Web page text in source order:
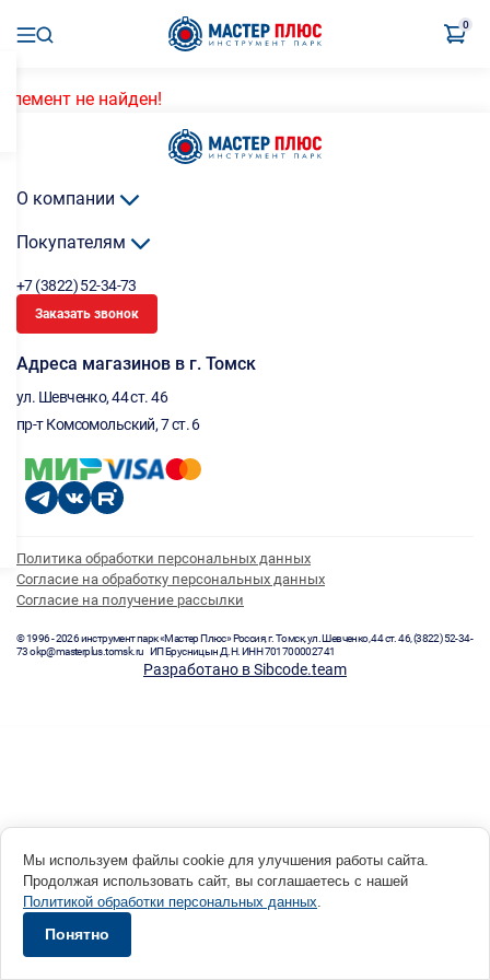
0
Элемент не найден!
О компании
Покупателям
+7 (3822) 52-34-73
Заказать звонок
Адреса магазинов в г. Томск
ул. Шевченко, 44 ст. 46
пр-т Комсомольский, 7 ст. 6
Политика обработки персональных данных
Согласие на обработку персональных данных
Согласие на получение рассылки
© 1996 - 2026 инструмент парк «Мастер Плюс» Россия, г. Томск, ул. Шевченко, 44 ст. 46, (3822) 52-34-
73 okp@masterplus.tomsk.ru ИП Брусницын Д.Н. ИНН 701700002741
Разработано в Sibcode.team
Мы используем файлы cookie для улучшения работы сайта.
Продолжая использовать сайт, вы соглашаетесь с нашей
Политикой обработки персональных данных.
Понятно